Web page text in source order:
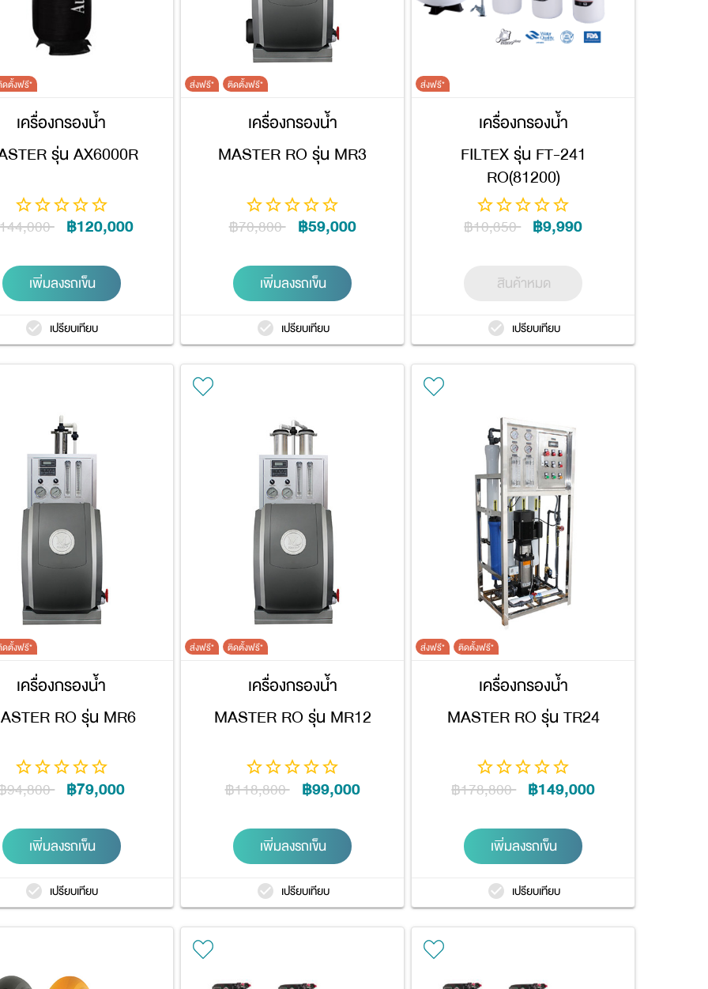
ตั้งฟรี*
เครื่องกรองน้ำ
รุ่น AX6000R
฿120,000
เพิ่มลงรถเข็น
เปรียบเทียบ
ส่งฟรี* ติดตั้งฟรี*
เครื่องกรองน้ำ
MASTER RO รุ่น MR3
฿70,800 ฿59,000
เพิ่มลงรถเข็น
เปรียบเทียบ
ส่งฟรี*
เครื่องกรองน้ำ
FILTEX รุ่น FT-241
RO(81200)
฿10,350 ฿9,990
สินค้าหมด
เปรียบเทียบ
ตั้งฟรี*
เครื่องกรองน้ำ
RO รุ่น MR6
94,800 ฿79,000
เพิ่มลงรถเข็น
เปรียบเทียบ
ส่งฟรี* ติดตั้งฟรี*
เครื่องกรองน้ำ
MASTER RO รุ่น MR12
฿118,800 ฿99,000
เพิ่มลงรถเข็น
เปรียบเทียบ
ส่งฟรี* ติดตั้งฟรี*
เครื่องกรองน้ำ
MASTER RO รุ่น TR24
฿178,800 ฿149,000
เพิ่มลงรถเข็น
เปรียบเทียบ